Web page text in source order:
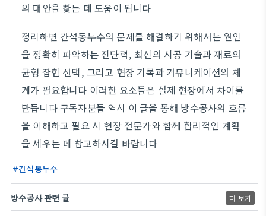
의 대안을 찾는 데 도움이 됩니다
정리하면 간석동누수의 문제를 해결하기 위해서는 원인
을 정확히 파악하는 진단력, 최신의 시공 기술과 재료의
균형 잡힌 선택, 그리고 현장 기록과 커뮤니케이션의 체
계가 필요합니다 이러한 요소들은 실제 현장에서 차이를
만듭니다 구독자분들 역시 이 글을 통해 방수공사의 흐름
을 이해하고 필요 시 현장 전문가와 함께 합리적인 계획
을 세우는 데 참고하시길 바랍니다
간석동누수
방수공사 관련 글 더 보기